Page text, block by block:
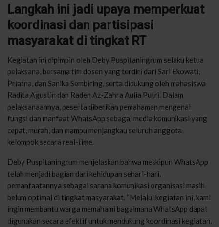
Langkah ini jadi upaya memperkuat
koordinasi dan partisipasi
masyarakat di tingkat RT
Kegiatan ini dipimpin oleh Deby Puspitaningrum selaku ketua
pelaksana, bersama tim dosen yang terdiri dari Sari Ekowati,
Priatna, dan Sanika Sembiring, serta didukung oleh mahasiswa
Radita Agustin dan Raden Az-Zahra Aulia Putri. Dalam
pelaksanaannya, peserta diberikan pemahaman mengenai
fungsi dan manfaat WhatsApp sebagai media komunikasi yang
cepat, murah, dan mampu menjangkau seluruh anggota
kelompok secara real-time.
Deby Puspitaningrum menjelaskan bahwa meskipun WhatsApp
telah menjadi bagian dari kehidupan sehari-hari,
pemanfaatannya sebagai sarana komunikasi organisasi masih
belum optimal di tingkat masyarakat. “Melalui kegiatan ini, kami
ingin membantu warga memahami bagaimana WhatsApp dapat
digunakan secara efektif untuk mendukung koordinasi kegiatan,